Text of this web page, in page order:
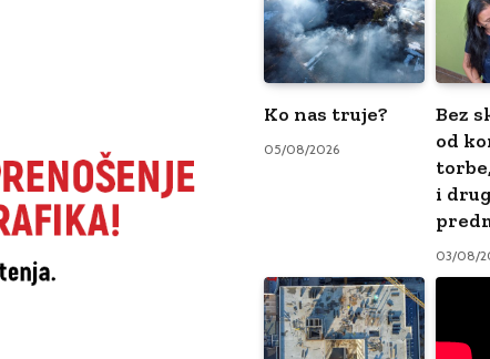
Ko nas truje?
05/08/2026
Bez
od
i
03/08/